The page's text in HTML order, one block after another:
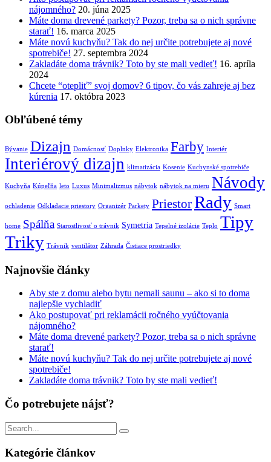
nájomného? 20. júna 2025
Máte doma drevené parkety? Pozor, treba sa o nich správne
starať! 16. marca 2025
Máte novú kuchyňu? Tak do nej určite potrebujete aj nové
spotrebiče! 27. septembra 2024
Zakladáte doma trávnik? Toto by ste mali vedieť! 16. apríla
2024
Chcete “otepliť” svoj domov? 6 tipov, čo vás zahreje aj bez
kúrenia 17. októbra 2023
Obľúbené témy
Bývanie Dizajn Domácnosť Doplnky Elektronika Farby Interiér
Interiérový dizajn klimatizácia Kosenie Kuchynské spotrebiče
Kuchyňa Kúpeľňa leto Luxus Minimalizmus nábytok nábytok na mieru Návody
ochladenie Odkladacie priestory Organizér Parkety PriestorRady Smart
home Spálňa Starostlivosť o trávnik Symetria Tepelné izolácie Teplo Tipy
Triky Trávnik ventilátor Záhrada Čistiace prostriedky
Najnovšie články
Aby ste z domu alebo bytu nemali saunu – ako si to doma
najlepšie vychladiť
Ako postupovať pri reklamácii ročného vyúčtovania
nájomného?
Máte doma drevené parkety? Pozor, treba sa o nich správne
starať!
Máte novú kuchyňu? Tak do nej určite potrebujete aj nové
spotrebiče!
Zakladáte doma trávnik? Toto by ste mali vedieť!
Čo potrebujete nájsť?
Vyhľadávanie
pre:
Kategórie článkov